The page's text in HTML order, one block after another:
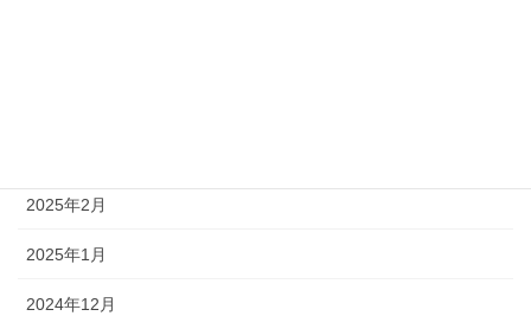
2025年2月
2025年1月
2024年12月